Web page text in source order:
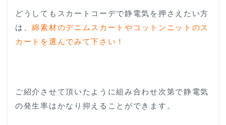
どうしてもスカートコーデで静電気を押さえたい方
は、綿素材のデニムスカートやコットンニットのス
カートを選んでみて下さい！
ご紹介させて頂いたように組み合わせ次第で静電気
の発生率はかなり抑えることができます。